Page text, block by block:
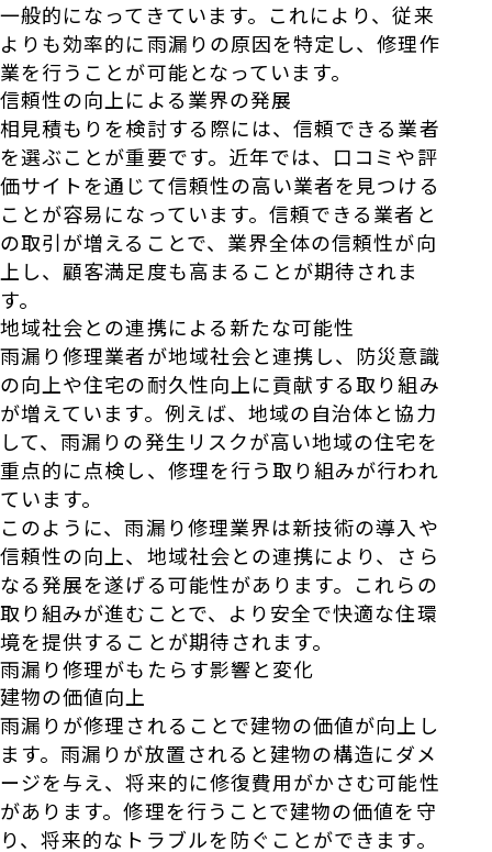
一般的になってきています。これにより、従来
よりも効率的に雨漏りの原因を特定し、修理作
業を行うことが可能となっています。
信頼性の向上による業界の発展
相見積もりを検討する際には、信頼できる業者
を選ぶことが重要です。近年では、口コミや評
価サイトを通じて信頼性の高い業者を見つける
ことが容易になっています。信頼できる業者と
の取引が増えることで、業界全体の信頼性が向
上し、顧客満足度も高まることが期待されま
す。
地域社会との連携による新たな可能性
雨漏り修理業者が地域社会と連携し、防災意識
の向上や住宅の耐久性向上に貢献する取り組み
が増えています。例えば、地域の自治体と協力
して、雨漏りの発生リスクが高い地域の住宅を
重点的に点検し、修理を行う取り組みが行われ
ています。
このように、雨漏り修理業界は新技術の導入や
信頼性の向上、地域社会との連携により、さら
なる発展を遂げる可能性があります。これらの
取り組みが進むことで、より安全で快適な住環
境を提供することが期待されます。
雨漏り修理がもたらす影響と変化
建物の価値向上
雨漏りが修理されることで建物の価値が向上し
ます。雨漏りが放置されると建物の構造にダメ
ージを与え、将来的に修復費用がかさむ可能性
があります。修理を行うことで建物の価値を守
り、将来的なトラブルを防ぐことができます。